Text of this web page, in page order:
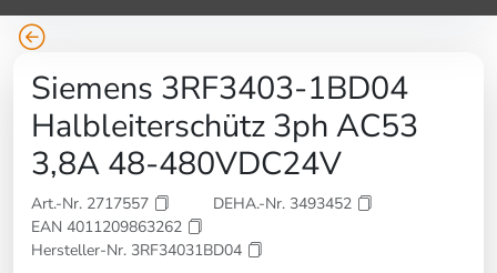
Siemens 3RF3403-1BD04
Halbleiterschütz 3ph AC53
3,8A 48-480VDC24V
Art.-Nr. 2717557
DEHA.-Nr. 3493452
EAN 4011209863262
Hersteller-Nr. 3RF34031BD04